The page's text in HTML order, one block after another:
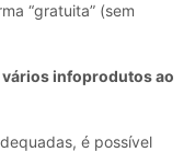
“gratuita” (sem
infoprodutos ao
é possível